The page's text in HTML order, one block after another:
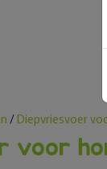
voor
/Diepvriesvoer